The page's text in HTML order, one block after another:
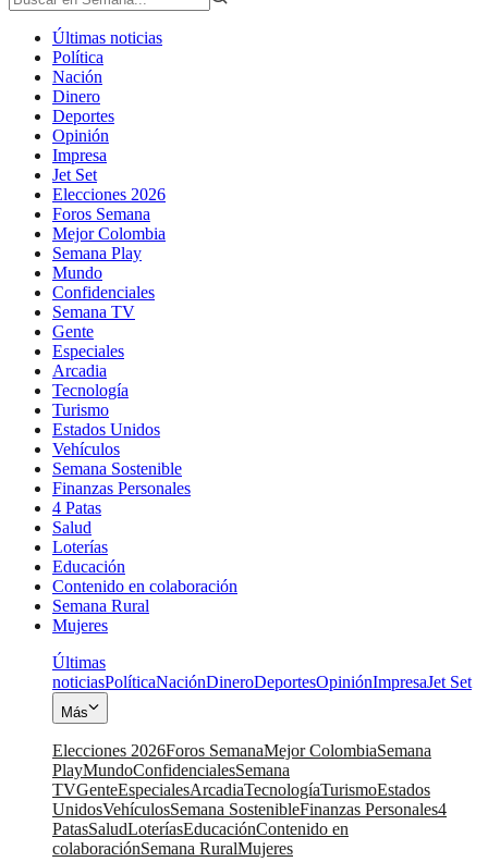
Últimas noticias
Política
Nación
Dinero
Deportes
Opinión
Impresa
Jet Set
Elecciones 2026
Foros Semana
Mejor Colombia
Semana Play
Mundo
Confidenciales
Semana TV
Gente
Especiales
Arcadia
Tecnología
Turismo
Estados Unidos
Vehículos
Semana Sostenible
Finanzas Personales
4 Patas
Salud
Loterías
Educación
Contenido en colaboración
Semana Rural
Mujeres
Últimas
noticiasPolíticaNaciónDineroDeportesOpiniónImpresaJet Set
Más
Elecciones 2026Foros SemanaMejor ColombiaSemana
PlayMundoConfidencialesSemana
TVGenteEspecialesArcadiaTecnologíaTurismoEstados
UnidosVehículosSemana SostenibleFinanzas Personales4
PatasSaludLoteríasEducaciónContenido en
colaboraciónSemana RuralMujeres